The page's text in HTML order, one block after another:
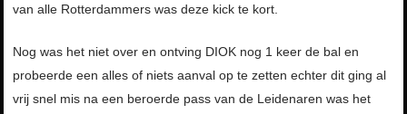
van alle Rotterdammers was deze kick te kort.
Nog was het niet over en ontving DIOK nog 1 keer de bal en
probeerde een alles of niets aanval op te zetten echter dit ging al
vrij snel mis na een beroerde pass van de Leidenaren was het